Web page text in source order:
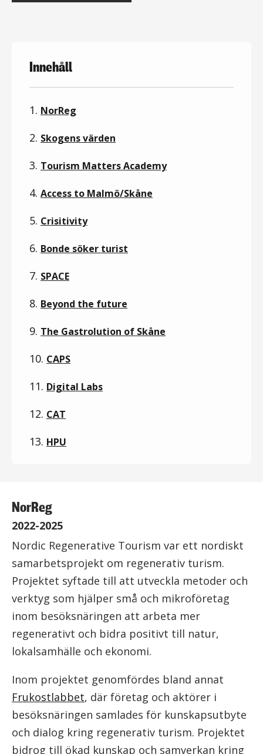
Innehåll
1. NorReg
2. Skogens värden
3. Tourism Matters Academy
4. Access to Malmö/Skåne
5. Crisitivity
6. Bonde söker turist
7. SPACE
8. Beyond the future
9. The Gastrolution of Skåne
10. CAPS
11. Digital Labs
12. CAT
13. HPU
NorReg
2022-2025
Nordic Regenerative Tourism var ett nordiskt
samarbetsprojekt om regenerativ turism.
Projektet syftade till att utveckla metoder och
verktyg som hjälper små och mikroföretag
inom besöksnäringen att arbeta mer
regenerativt och bidra positivt till natur,
lokalsamhälle och ekonomi.
Inom projektet genomfördes bland annat
Frukostlabbet, där företag och aktörer i
besöksnäringen samlades för kunskapsutbyte
och dialog kring regenerativ turism. Projektet
bidrog till ökad kunskap och samverkan kring